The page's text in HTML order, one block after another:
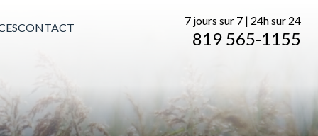
CONTACT
7 jours sur 7 | 24h sur 24
819 565-1155